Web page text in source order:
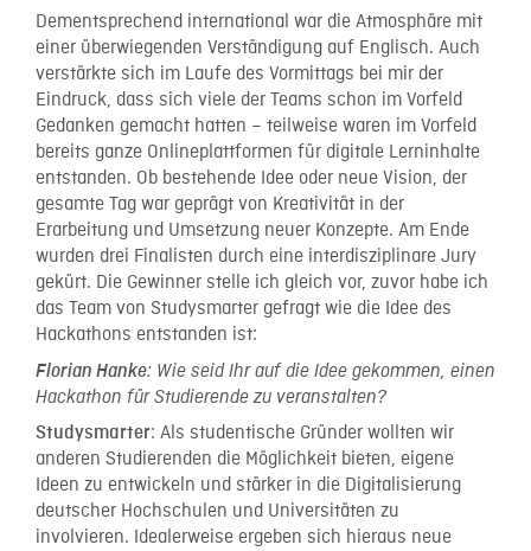
Dementsprechend international war die Atmosphäre mit
einer überwiegenden Verständigung auf Englisch. Auch
verstärkte sich im Laufe des Vormittags bei mir der
Eindruck, dass sich viele der Teams schon im Vorfeld
Gedanken gemacht hatten – teilweise waren im Vorfeld
bereits ganze Onlineplattformen für digitale Lerninhalte
entstanden. Ob bestehende Idee oder neue Vision, der
gesamte Tag war geprägt von Kreativität in der
Erarbeitung und Umsetzung neuer Konzepte. Am Ende
wurden drei Finalisten durch eine interdisziplinare Jury
gekürt. Die Gewinner stelle ich gleich vor, zuvor habe ich
das Team von Studysmarter gefragt wie die Idee des
Hackathons entstanden ist:
Florian Hanke: Wie seid Ihr auf die Idee gekommen, einen
Hackathon für Studierende zu veranstalten?
Studysmarter: Als studentische Gründer wollten wir
anderen Studierenden die Möglichkeit bieten, eigene
Ideen zu entwickeln und stärker in die Digitalisierung
deutscher Hochschulen und Universitäten zu
involvieren. Idealerweise ergeben sich hieraus neue